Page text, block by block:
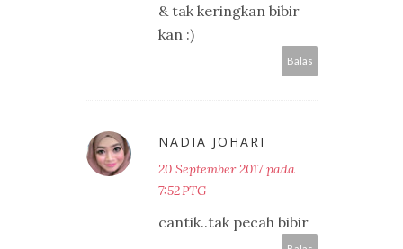
& tak keringkan bibir
kan :)
Balas
NADIA JOHARI
20 September 2017 pada
7:52 PTG
cantik..tak pecah bibir